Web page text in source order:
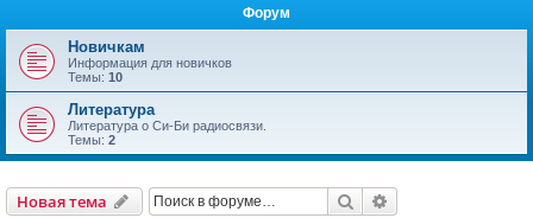
Форум
Новичкам
Информация для новичков
Темы: 10
Литература
Литература о Си-Би радиосвязи.
Темы: 2
Новая тема Поиск